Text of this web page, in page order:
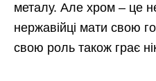
металу. Але хром – це
нержавійці мати свою
свою роль також грає